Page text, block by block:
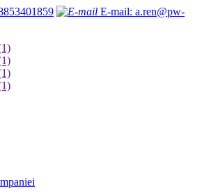
E-mail: a.ren@pw-